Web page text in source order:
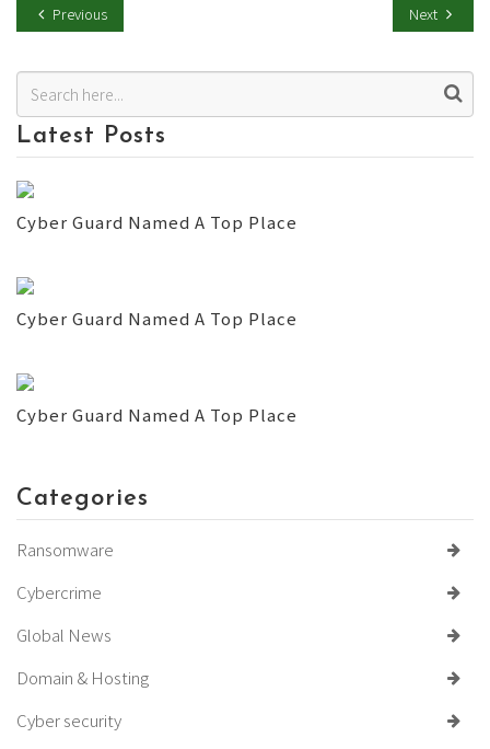
Previous Next
Latest Posts
Cyber Guard Named A Top Place
Cyber Guard Named A Top Place
Cyber Guard Named A Top Place
Categories
Ransomware
Cybercrime
Global News
Domain & Hosting
Cyber security